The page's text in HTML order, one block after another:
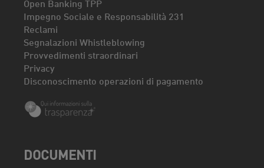
Impegno Sociale e Responsabilità 231
Reclami
Segnalazioni Whistleblowing
Provvedimenti straordinari
Privacy
Disconoscimento operazioni di pagamento
DOCUMENTI